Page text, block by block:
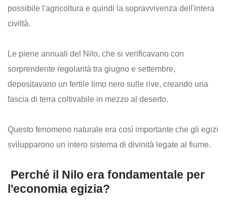
possibile l'agricoltura e quindi la sopravvivenza dell'intera
civiltà.
Le piene annuali del Nilo, che si verificavano con
sorprendente regolarità tra giugno e settembre,
depositavano un fertile limo nero sulle rive, creando una
fascia di terra coltivabile in mezzo al deserto.
Questo fenomeno naturale era così importante che gli egizi
svilupparono un intero sistema di divinità legate al fiume.
Perché il Nilo era fondamentale per
l'economia egizia?